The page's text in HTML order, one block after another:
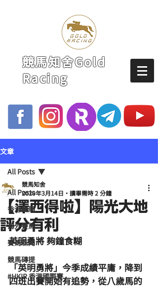
競馬知舍Gold
Racing
文章
All Posts
香港賽馬
海外賽馬
賽馬新聞
競馬磚提
#HKIR 香港國際賽
All Posts
【澤西得啦】陽光大地
評分有利
競馬知舍
2020年3月14日
讀畢需時 2 分鐘
英明勇將 夠鐘食糊
「英明勇將」今季成績平庸，降到
四班出賽開始有追勢，從八歲馬的